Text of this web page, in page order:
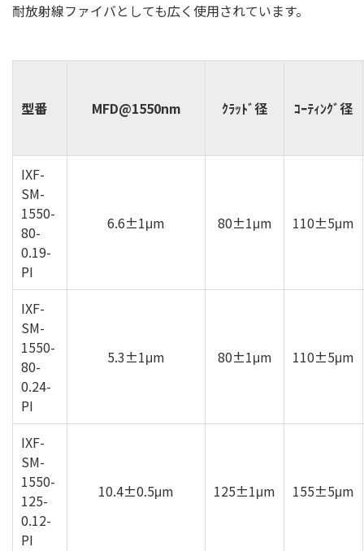
耐放射線ファイバとしても広く使用されています。
型番 MFD@1550nm ｸﾗｯﾄﾞ径 ｺｰﾃｨﾝｸﾞ径
IXF-
SM-
1550-
80-
0.19-
PI
6.6±1μm 80±1μm 110±5μm
IXF-
SM-
1550-
80-
0.24-
PI
5.3±1μm 80±1μm 110±5μm
IXF-
SM-
1550-
125-
0.12-
PI
10.4±0.5μm 125±1μm 155±5μm